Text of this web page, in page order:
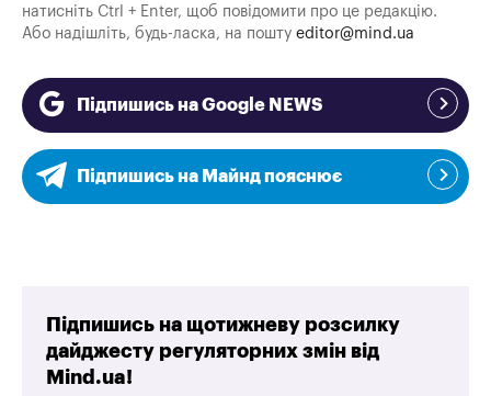
натисніть Ctrl + Enter, щоб повідомити про це редакцію.
Або надішліть, будь-ласка, на пошту editor@mind.ua
Підпишись на Google NEWS
Підпишись на Майнд пояснює
Підпишись на щотижневу розсилку
дайджесту регуляторних змін від
Mind.ua!